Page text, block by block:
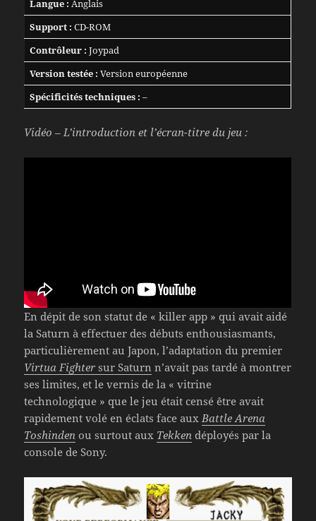
Langue : Anglais
Support : CD-ROM
Contrôleur : Joypad
Version testée : Version européenne
Spécificités techniques : –
Vidéo – L’introduction et l’écran-titre du jeu :
En dépit de son statut de « killer app » qui avait aidé
la Saturn à effectuer des débuts enthousiasmants,
particulièrement au Japon, l’adaptation du premier
Virtua Fighter sur Saturn n’avait pas tardé à montrer
ses limites, et le vernis de la « vitrine
technologique » que le jeu était censé être avait
rapidement volé en éclats face auxBattle Arena
Toshinden ou surtout aux Tekken déployés par la
console de Sony.